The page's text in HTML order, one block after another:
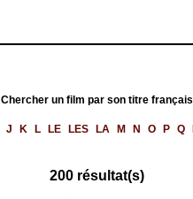
Chercher un film par son titre français
J K L LE LES LA M N O P Q
200 résultat(s)